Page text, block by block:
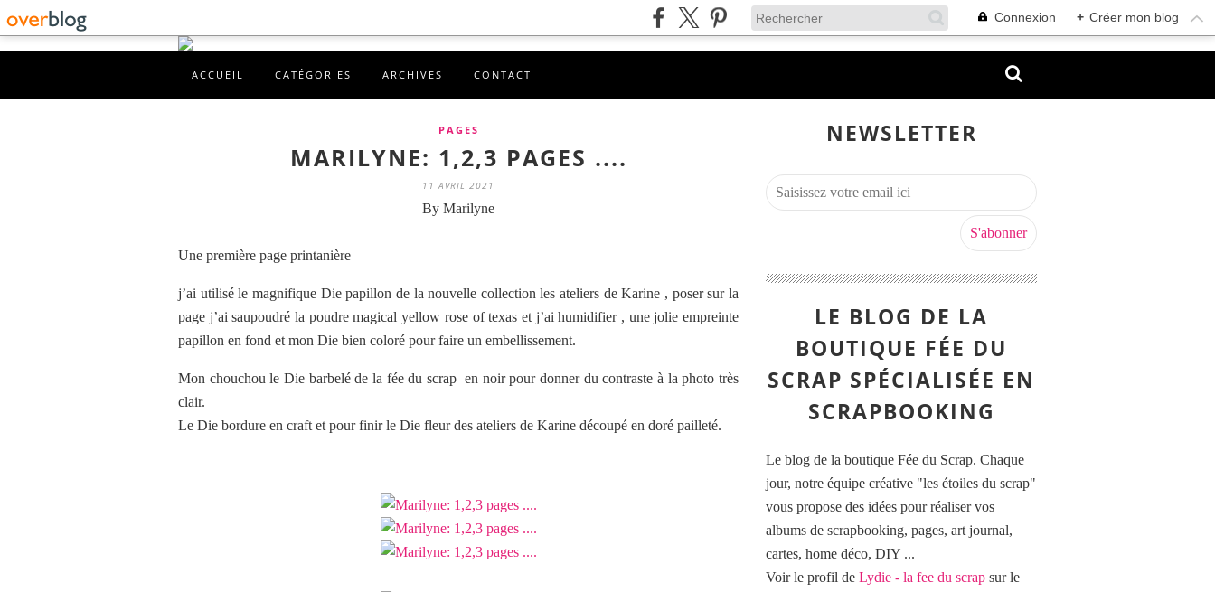
Connexion + Créer mon blog
ACCUEIL CATÉGORIES ARCHIVES CONTACT
PAGES
MARILYNE: 1,2,3 PAGES ....
11 AVRIL 2021
By Marilyne
Une première page printanière
j’ai utilisé le magnifique Die papillon de la nouvelle collection les ateliers de Karine , poser sur la
page j’ai saupoudré la poudre magical yellow rose of texas et j’ai humidifier , une jolie empreinte
papillon en fond et mon Die bien coloré pour faire un embellissement.
Mon chouchou le Die barbelé de la fée du scrap en noir pour donner du contraste à la photo très
clair.
Le Die bordure en craft et pour finir le Die fleur des ateliers de Karine découpé en doré pailleté.
NEWSLETTER
LE BLOG DE LA
BOUTIQUE FÉE DU
SCRAP SPÉCIALISÉE EN
SCRAPBOOKING
Le blog de la boutique Fée du Scrap. Chaque
jour, notre équipe créative "les étoiles du scrap"
vous propose des idées pour réaliser vos
albums de scrapbooking, pages, art journal,
cartes, home déco, DIY ...
Voir le profil de Lydie - la fee du scrap sur le